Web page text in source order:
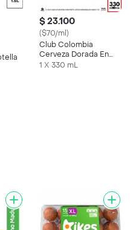
$ 23.100
($70/ml)
Club Colombia
Cerveza Dorada En
Lata 330 ML X6 Unds
1 X 330 mL